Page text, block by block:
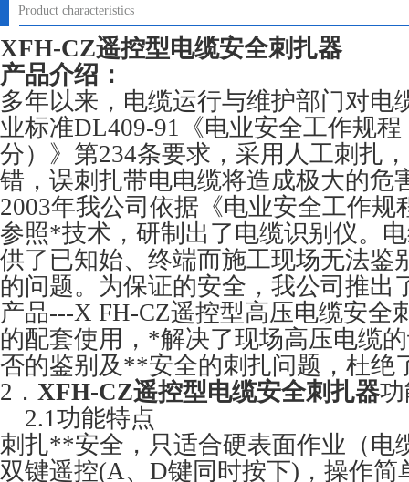
Product characteristics
XFH-CZ遥控型电缆安全刺扎器
产品介绍：
多年以来，电缆运行与维护部门对电
业标准DL409-91《电业安全工作规
分）》第234条要求，采用人工刺扎
错，误刺扎带电电缆将造成极大的危
2003年我公司依据《电业安全工作规
参照*技术，研制出了电缆识别仪。
供了已知始、终端而施工现场无法鉴
的问题。为保证的安全，我公司推出
产品---X FH-CZ遥控型高压电缆安全
的配套使用，*解决了现场高压电缆
否的鉴别及**安全的刺扎问题，杜绝
2． XFH-CZ遥控型电缆安全刺扎器
2.1功能特点
刺扎**安全，只适合硬表面作业（电
双键遥控(A、D键同时按下)，操作简